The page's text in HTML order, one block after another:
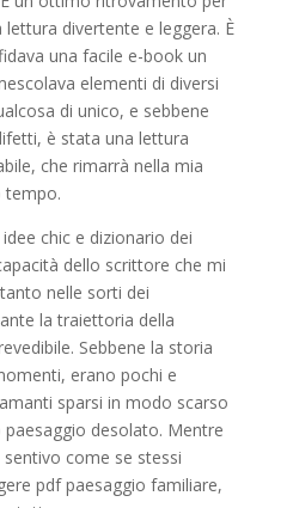
lettura divertente e leggera. È
una facile e-book un
elementi di diversi
di unico, e sebbene
è stata una lettura
che rimarrà nella mia
chic e dizionario dei
dello scrittore che mi
nelle sorti dei
la traiettoria della
Sebbene la storia
erano pochi e
sparsi in modo scarso
desolato. Mentre
come se stessi
pdf paesaggio familiare,